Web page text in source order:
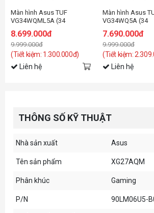
Màn hình Asus TUF
VG34WQML5A (34
8.699.000đ
9.999.000đ
(Tiết kiệm: 1.300.000đ)
Liên hệ
Màn hình Asus
VG34WQ5A (34
400Hz/Fast
VA/0.5ms/loa/
7.690.000đ
9.999.000đ
(Tiết kiệm:
Liên hệ
THÔNG SỐ KỸ THUẬT
Nhà sản xuất Asus
Tên sản phẩm XG27AQM
Phân khúc Gaming
P/N 90LM06U5-